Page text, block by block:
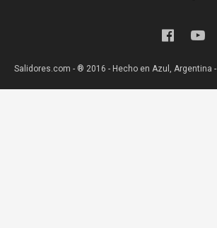
Salidores.com - ® 2016 - Hecho en Azul, Argentina -